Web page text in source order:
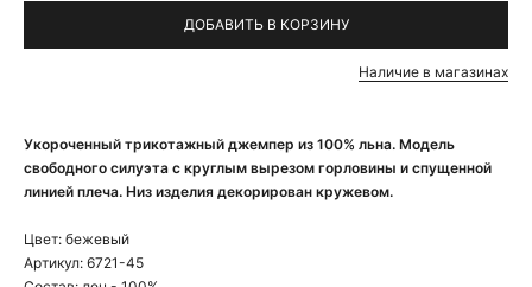
Укороченный трикотажный джемпер из 100% льна. Модель
свободного силуэта с круглым вырезом горловины и спущенной
линией плеча. Низ изделия декорирован кружевом.
Цвет: бежевый
Артикул: 6721-45
ДОБАВИТЬ В КОРЗИНУ
Наличие в магазинах